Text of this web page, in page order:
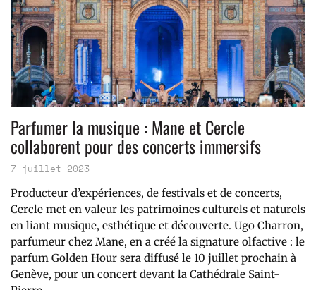
Parfumer la musique : Mane et Cercle
collaborent pour des concerts immersifs
7 juillet 2023
Producteur d’expériences, de festivals et de concerts,
Cercle met en valeur les patrimoines culturels et naturels
en liant musique, esthétique et découverte. Ugo Charron,
parfumeur chez Mane, en a créé la signature olfactive : le
parfum Golden Hour sera diffusé le 10 juillet prochain à
Genève, pour un concert devant la Cathédrale Saint-